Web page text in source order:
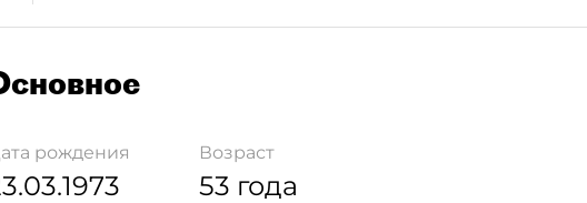
рождения Возраст
53 года